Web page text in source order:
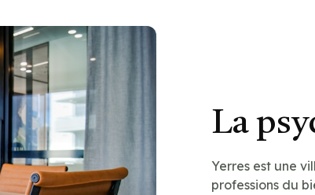
La
Yerres est une
professions du